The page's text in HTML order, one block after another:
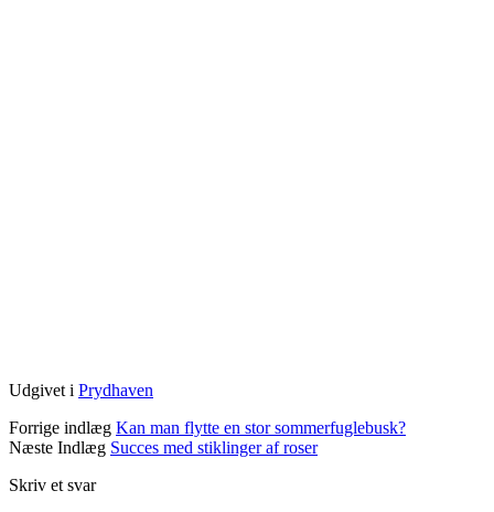
Udgivet i Prydhaven
Forrige indlæg Kan man flytte en stor sommerfuglebusk?
Næste Indlæg Succes med stiklinger af roser
Skriv et svar